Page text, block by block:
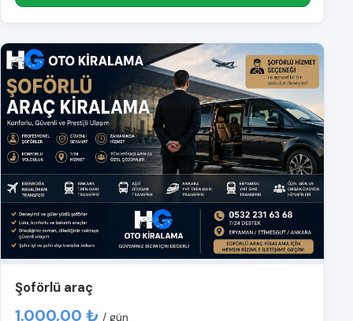
Şoförlü araç
1.000,00 ₺ / gün